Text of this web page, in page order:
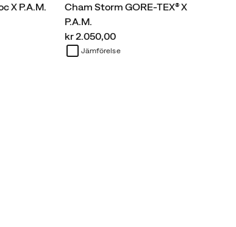
X P.A.M.
Cham Storm GORE-TEX® X
P.A.M.
price
kr 2.050,00
Jämförelse